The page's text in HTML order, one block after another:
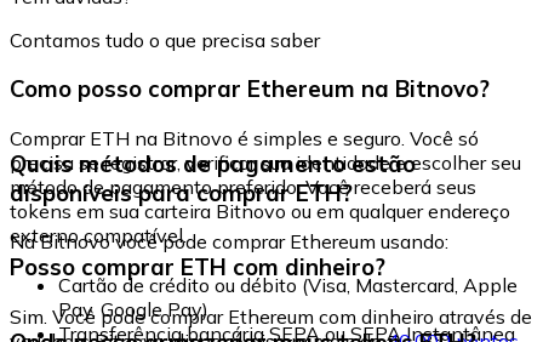
Contamos tudo o que precisa saber
Como posso comprar Ethereum na Bitnovo?
Comprar ETH na Bitnovo é simples e seguro. Você só
precisa se registrar, verificar sua identidade e escolher seu
método de pagamento preferido. Você receberá seus
tokens em sua carteira Bitnovo ou em qualquer endereço
externo compatível.
Quais métodos de pagamento estão
disponíveis para comprar ETH?
Na Bitnovo você pode comprar Ethereum usando:
Cartão de crédito ou débito (Visa, Mastercard, Apple
Pay, Google Pay)
Transferência bancária SEPA ou SEPA Instantânea
Posso comprar ETH com dinheiro?
Sim. Você pode comprar Ethereum com dinheiro através de